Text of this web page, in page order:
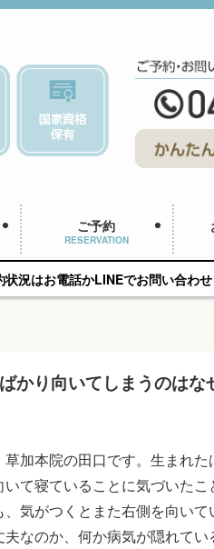
ご予約
RESERVATION
でお問い合わせください
かり向いてしまうのは
加本院の田口です。生まれ
て寝ていることに気づいた
気がつくとまた右側を向い
なのか、何か病気が隠れて